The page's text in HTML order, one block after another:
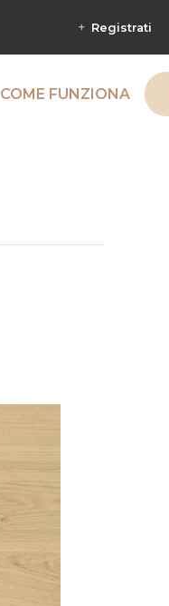
Registrati
COME FUNZIONA